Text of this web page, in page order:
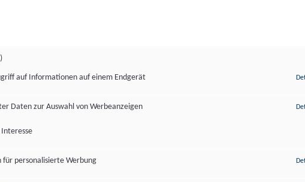
auf Informationen auf einem Endgerät
Daten zur Auswahl von Werbeanzeigen
für personalisierte Werbung